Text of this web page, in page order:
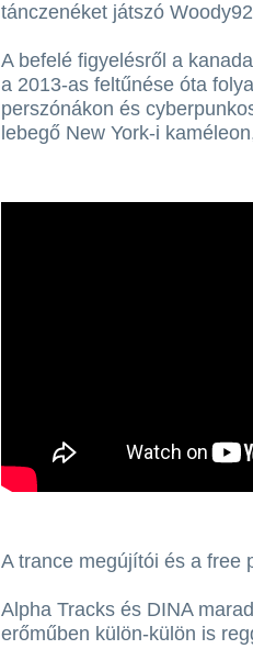
tánczenéket játszó
A befelé figyelésről a
a 2013-as feltűnése óta
perszónákon és
lebegő New York-i
A trance megújítói és a free
Alpha Tracks és DINA
erőműben külön-külön is